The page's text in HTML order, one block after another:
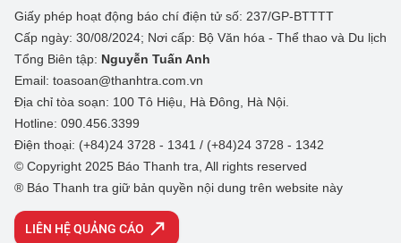
Giấy phép hoạt động báo chí điện tử số: 237/GP-BTTTT
Cấp ngày: 30/08/2024; Nơi cấp: Bộ Văn hóa - Thể thao và Du lịch
Tổng Biên tập: Nguyễn Tuấn Anh
Email: toasoan@thanhtra.com.vn
Địa chỉ tòa soạn: 100 Tô Hiệu, Hà Đông, Hà Nội.
Hotline: 090.456.3399
Điện thoại: (+84)24 3728 - 1341 / (+84)24 3728 - 1342
© Copyright 2025 Báo Thanh tra, All rights reserved
® Báo Thanh tra giữ bản quyền nội dung trên website này
LIÊN HỆ QUẢNG CÁO